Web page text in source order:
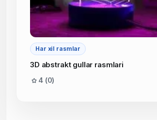
Har xil rasmlar
3D abstrakt gullar rasmlari
4 (0)